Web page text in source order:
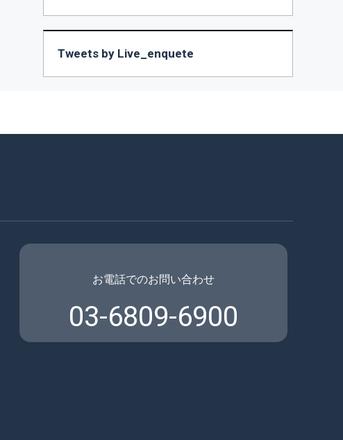
Tweets by Live_enquete
お電話でのお問い合わせ
03-6809-6900